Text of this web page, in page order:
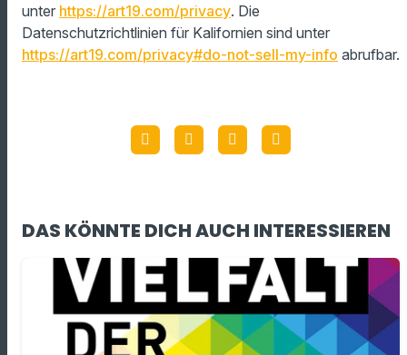
unter https://art19.com/privacy. Die
Datenschutzrichtlinien für Kalifornien sind unter
https://art19.com/privacy#do-not-sell-my-info abrufbar.
DAS KÖNNTE DICH AUCH INTERESSIEREN